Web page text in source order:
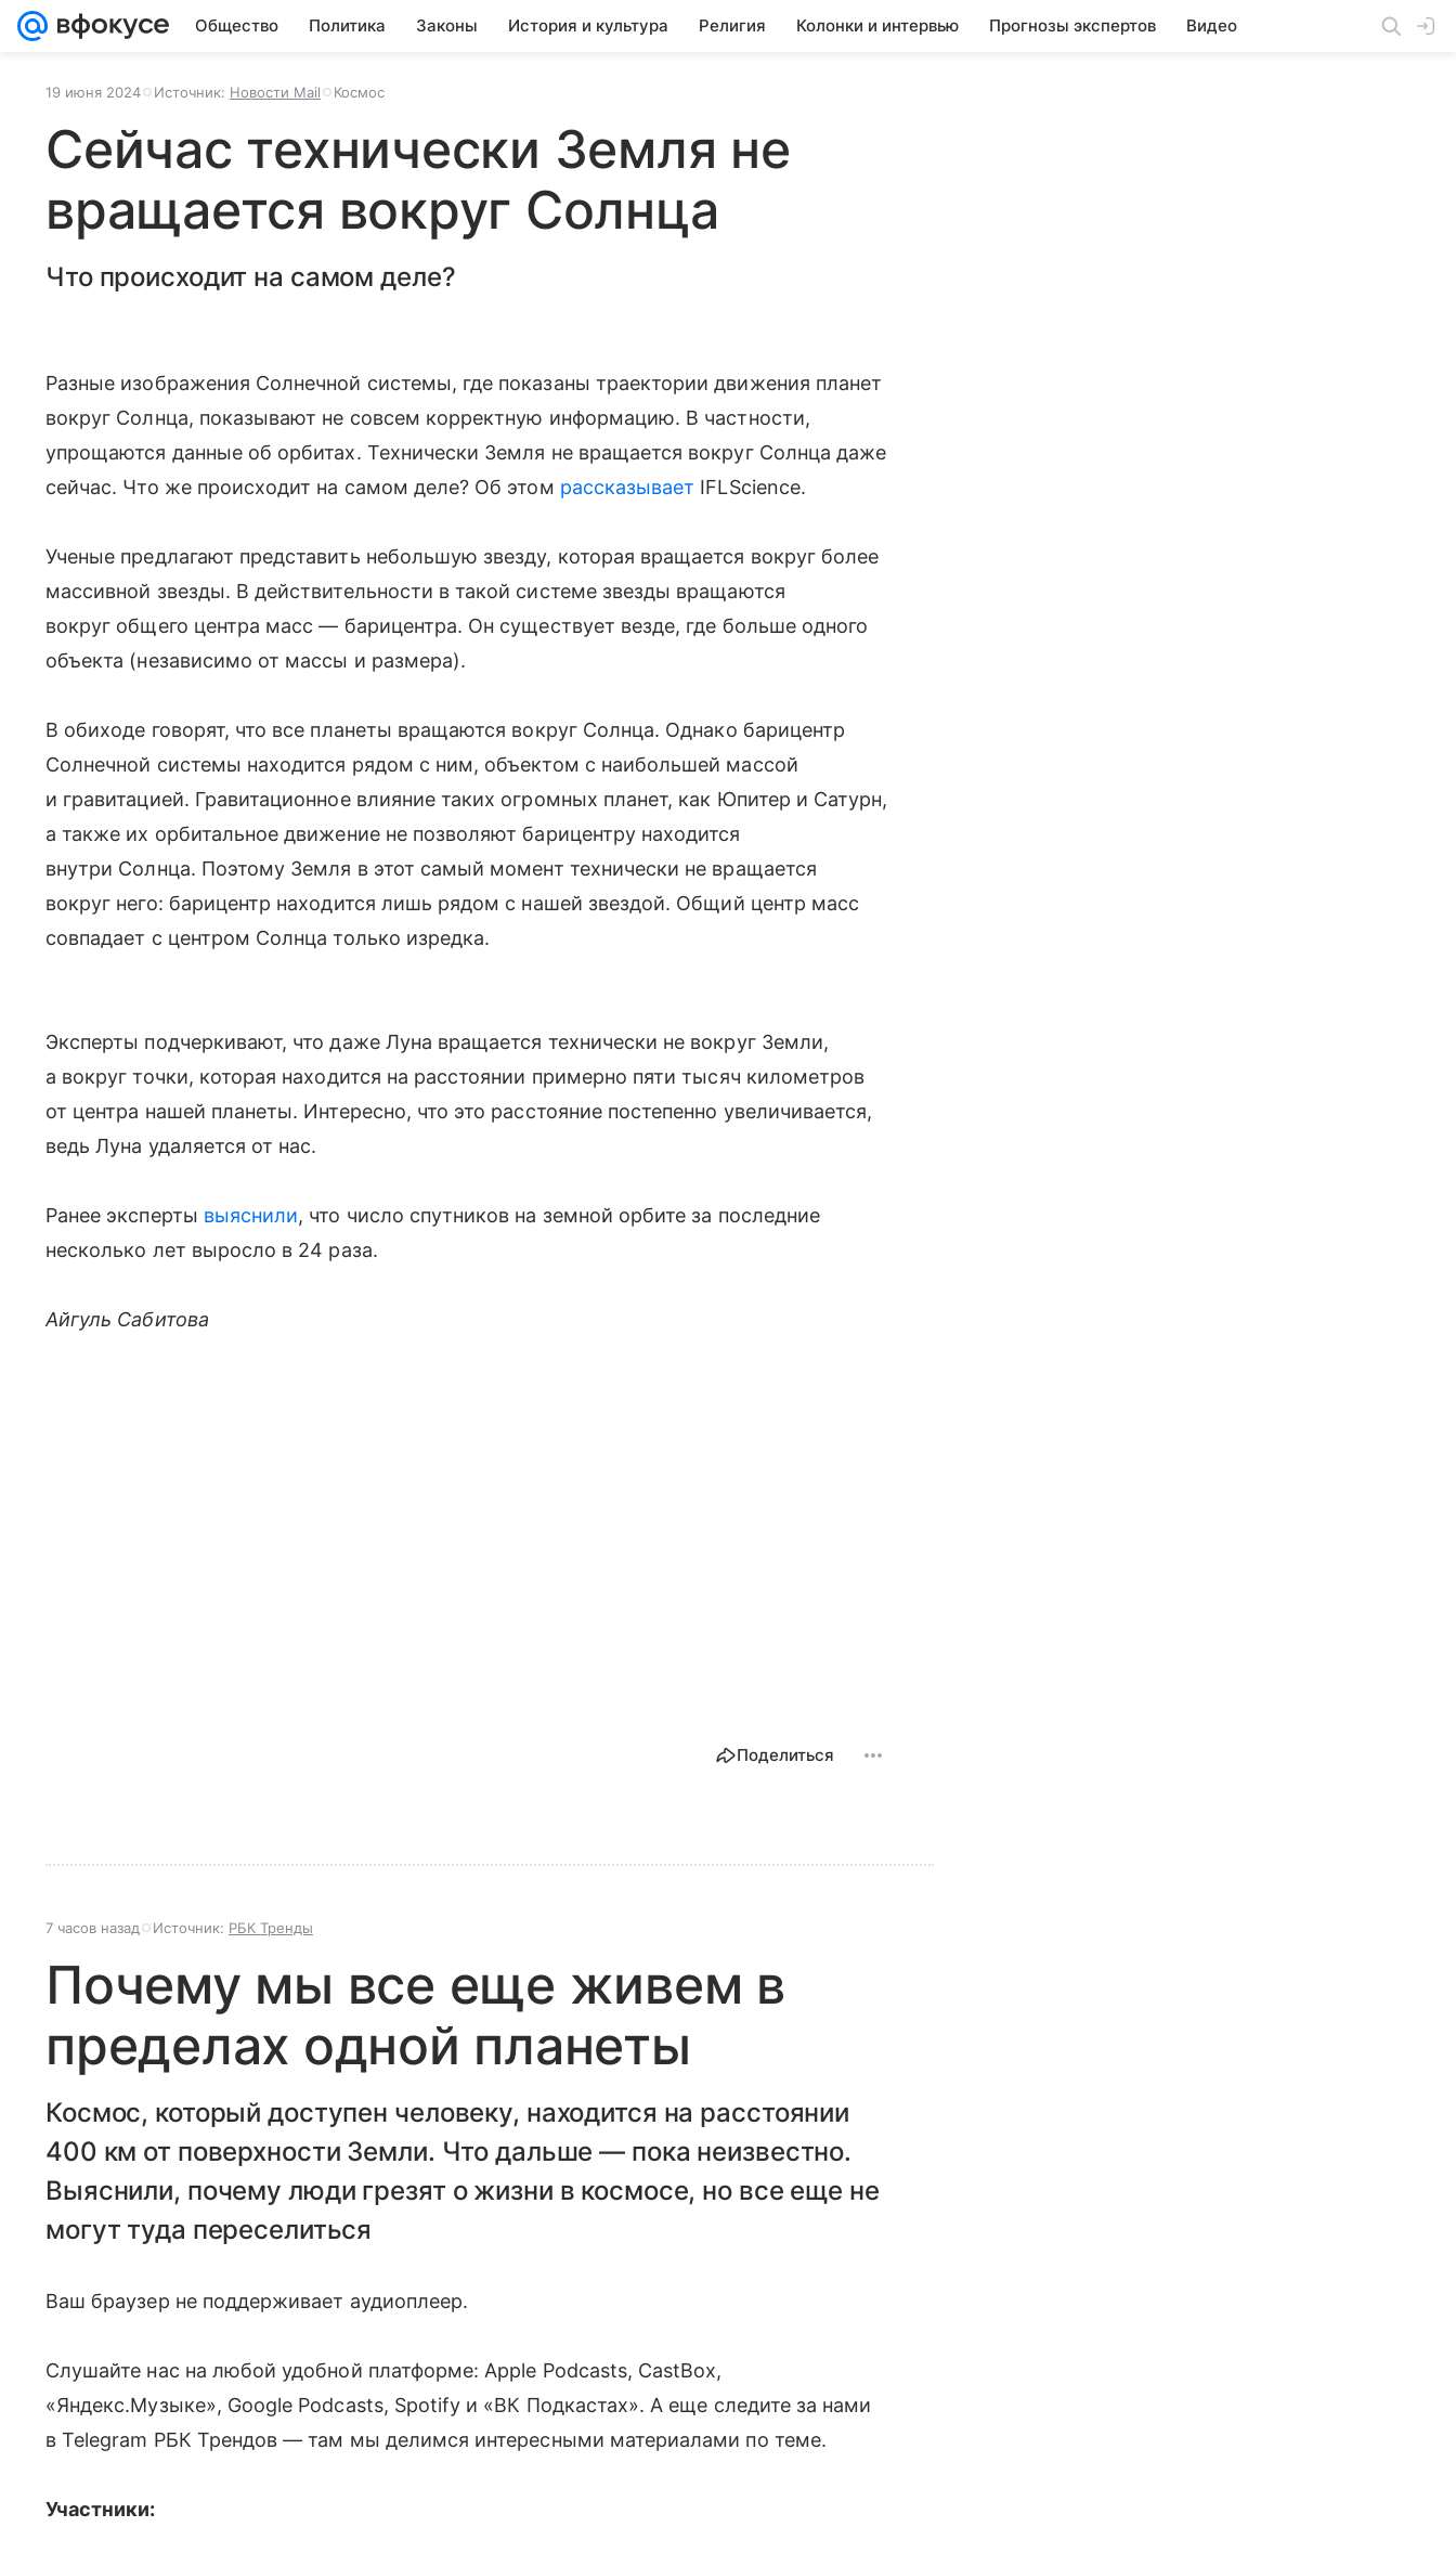
Общество Политика Законы История и культура Религия Колонки и интервью Прогнозы экспертов Видео
19 июня 2024 Источник: Новости Mail Космос
Сейчас технически Земля не
вращается вокруг Солнца
Что происходит на самом деле?
Разные изображения Солнечной системы, где показаны траектории движения планет
вокруг Солнца, показывают не совсем корректную информацию. В частности,
упрощаются данные об орбитах. Технически Земля не вращается вокруг Солнца даже
сейчас. Что же происходит на самом деле? Об этом рассказывает IFLScience.
Ученые предлагают представить небольшую звезду, которая вращается вокруг более
массивной звезды. В действительности в такой системе звезды вращаются
вокруг общего центра масс — барицентра. Он существует везде, где больше одного
объекта (независимо от массы и размера).
В обиходе говорят, что все планеты вращаются вокруг Солнца. Однако барицентр
Солнечной системы находится рядом с ним, объектом с наибольшей массой
и гравитацией. Гравитационное влияние таких огромных планет, как Юпитер и Сатурн,
а также их орбитальное движение не позволяют барицентру находится
внутри Солнца. Поэтому Земля в этот самый момент технически не вращается
вокруг него: барицентр находится лишь рядом с нашей звездой. Общий центр масс
совпадает с центром Солнца только изредка.
Эксперты подчеркивают, что даже Луна вращается технически не вокруг Земли,
а вокруг точки, которая находится на расстоянии примерно пяти тысяч километров
от центра нашей планеты. Интересно, что это расстояние постепенно увеличивается,
ведь Луна удаляется от нас.
Ранее эксперты выяснили, что число спутников на земной орбите за последние
несколько лет выросло в 24 раза.
Айгуль Сабитова
Поделиться
7 часов назад Источник: РБК Тренды
Почему мы все еще живем в
пределах одной планеты
Космос, который доступен человеку, находится на расстоянии
400 км от поверхности Земли. Что дальше — пока неизвестно.
Выяснили, почему люди грезят о жизни в космосе, но все еще не
могут туда переселиться
Ваш браузер не поддерживает аудиоплеер.
Слушайте нас на любой удобной платформе: Apple Podcasts, CastBox,
«Яндекс.Музыке», Google Podcasts, Spotify и «ВК Подкастах». А еще следите за нами
в Telegram РБК Трендов — там мы делимся интересными материалами по теме.
Участники: